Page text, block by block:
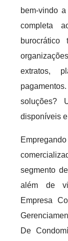
bem-vindo
completa
burocrático
extratos,
soluções?
disponíveis
segmento
além de
Empresa
De